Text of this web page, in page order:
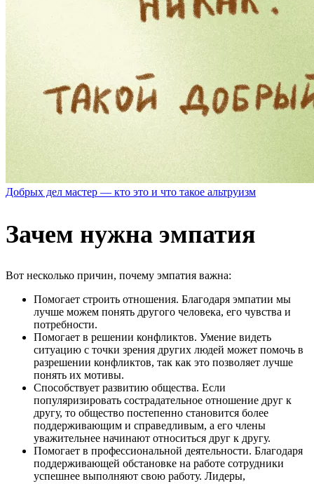
Добрых дел мастер — кто это и что такое альтруизм
Зачем нужна эмпатия
Вот несколько причин, почему эмпатия важна:
Помогает строить отношения. Благодаря эмпатии мы
лучше можем понять другого человека, его чувства и
потребности.
Помогает в решении конфликтов. Умение видеть
ситуацию с точки зрения других людей может помочь в
разрешении конфликтов, так как это позволяет лучше
понять их мотивы.
Способствует развитию общества. Если
популяризировать сострадательное отношение друг к
другу, то общество постепенно становится более
поддерживающим и справедливым, а его члены
уважительнее начинают относиться друг к другу.
Помогает в профессиональной деятельности. Благодаря
поддерживающей обстановке на работе сотрудники
успешнее выполняют свою работу. Лидеры,